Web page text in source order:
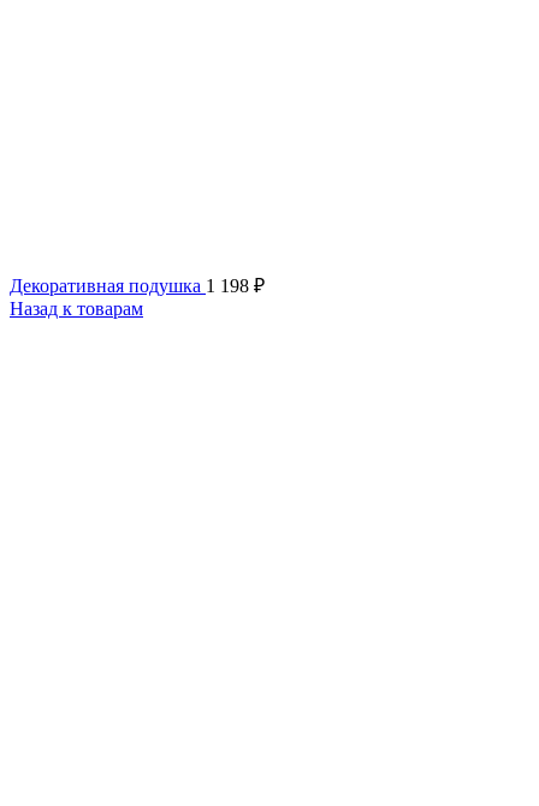
Декоративная подушка 1 198 ₽
Назад к товарам